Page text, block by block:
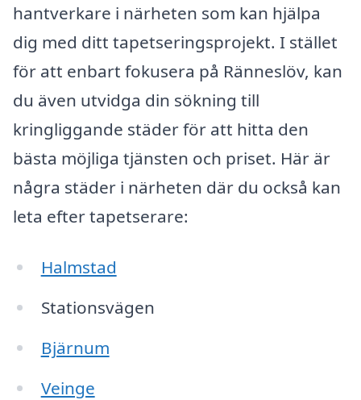
hantverkare i närheten som kan hjälpa
dig med ditt tapetseringsprojekt. I stället
för att enbart fokusera på Ränneslöv, kan
du även utvidga din sökning till
kringliggande städer för att hitta den
bästa möjliga tjänsten och priset. Här är
några städer i närheten där du också kan
leta efter tapetserare:
Halmstad
Stationsvägen
Bjärnum
Veinge